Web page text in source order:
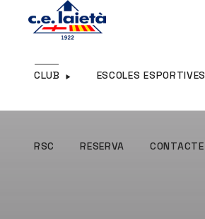
CLUB ESCOLES ESPORTIVES
RSC RESERVA CONTACTE
RSC RESERVA